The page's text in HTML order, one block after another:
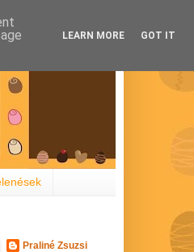
Praliné Zsuzsi
LEARN MORE GOT IT